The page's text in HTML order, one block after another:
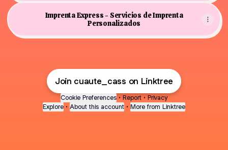
Imprenta Express - Servicios de Imprenta
Personalizados
Join cuaute_cass on Linktree
Cookie Preferences • Report • Privacy
Explore • About this account • More from Linktree